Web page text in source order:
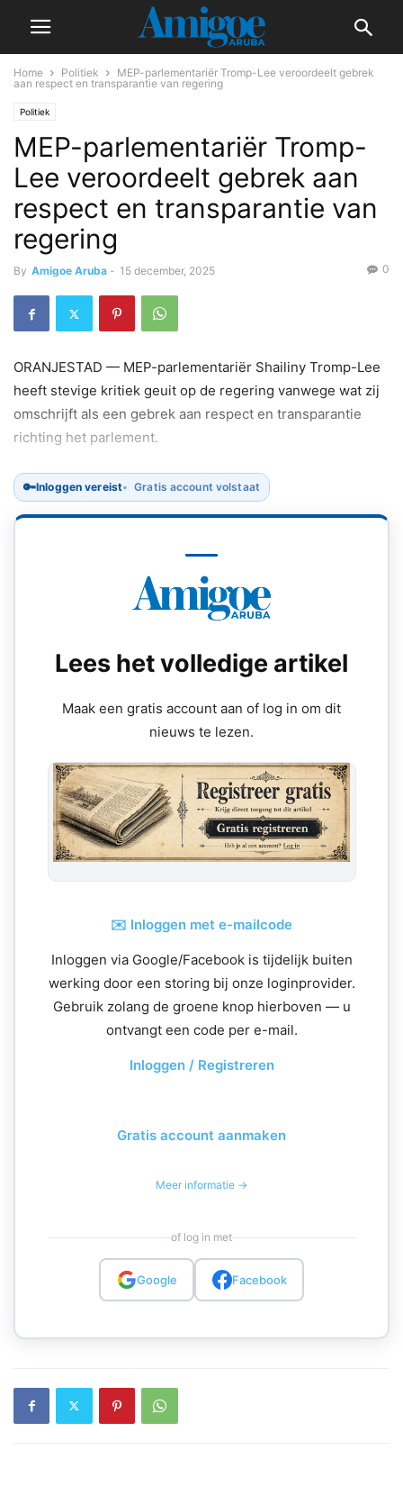
Home Politiek
MEP-parlementariër Tromp-Lee veroordeelt gebrek
aan respect en transparantie van regering
Politiek
MEP-parlementariër Tromp-
Lee veroordeelt gebrek aan
respect en transparantie van
regering
By Amigoe Aruba - 15 december, 2025 0
ORANJESTAD — MEP-parlementariër Shailiny Tromp-Lee
heeft stevige kritiek geuit op de regering vanwege wat zij
omschrijft als een gebrek aan respect en transparantie
richting het parlement.
🔑Inloggen vereist Gratis account volstaat
Lees het volledige artikel
Maak een gratis account aan of log in om dit
nieuws te lezen.
✉️ Inloggen met e-mailcode
Inloggen via Google/Facebook is tijdelijk buiten
werking door een storing bij onze loginprovider.
Gebruik zolang de groene knop hierboven — u
ontvangt een code per e-mail.
Inloggen / Registreren
Gratis account aanmaken
Meer informatie →
of log in met
Google Facebook